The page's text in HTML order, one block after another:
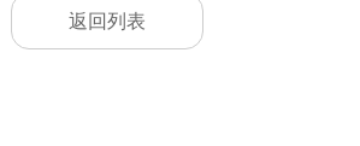
返回列表